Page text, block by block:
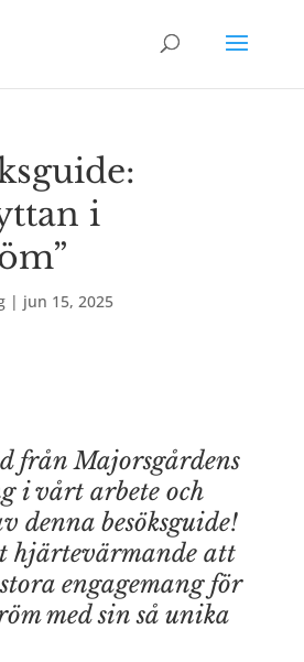
i
| jun 15, 2025
från Majorsgårdens
i vårt arbete och
denna besöksguide!
hjärtevärmande att
engagemang för
med sin så unika